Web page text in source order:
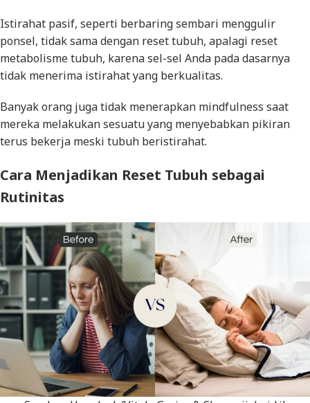
Istirahat pasif, seperti berbaring sembari menggulir
ponsel, tidak sama dengan reset tubuh, apalagi reset
metabolisme tubuh, karena sel-sel Anda pada dasarnya
tidak menerima istirahat yang berkualitas.
Banyak orang juga tidak menerapkan mindfulness saat
mereka melakukan sesuatu yang menyebabkan pikiran
terus bekerja meski tubuh beristirahat.
Cara Menjadikan Reset Tubuh sebagai
Rutinitas